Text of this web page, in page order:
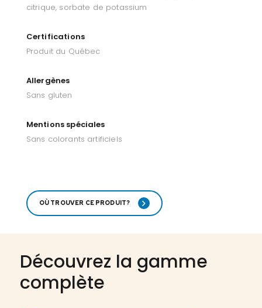
citrique, sorbate de potassium
Certifications
Produit du Québec
Allergènes
Sans gluten
Mentions spéciales
Sans colorants artificiels
OÙ TROUVER CE PRODUIT?
Découvrez la gamme
complète